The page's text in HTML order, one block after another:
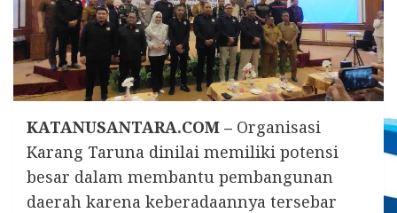
KATANUSANTARA.COM – Organisasi
Karang Taruna dinilai memiliki potensi
besar dalam membantu pembangunan
daerah karena keberadaannya tersebar